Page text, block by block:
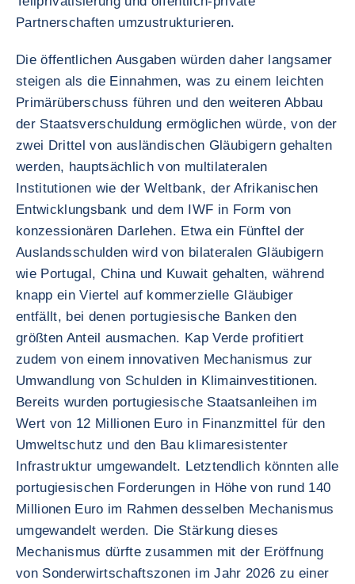
Partnerschaften umzustrukturieren.
Die öffentlichen Ausgaben würden daher langsamer
steigen als die Einnahmen, was zu einem leichten
Primärüberschuss führen und den weiteren Abbau
der Staatsverschuldung ermöglichen würde, von der
zwei Drittel von ausländischen Gläubigern gehalten
werden, hauptsächlich von multilateralen
Institutionen wie der Weltbank, der Afrikanischen
Entwicklungsbank und dem IWF in Form von
konzessionären Darlehen. Etwa ein Fünftel der
Auslandsschulden wird von bilateralen Gläubigern
wie Portugal, China und Kuwait gehalten, während
knapp ein Viertel auf kommerzielle Gläubiger
entfällt, bei denen portugiesische Banken den
größten Anteil ausmachen. Kap Verde profitiert
zudem von einem innovativen Mechanismus zur
Umwandlung von Schulden in Klimainvestitionen.
Bereits wurden portugiesische Staatsanleihen im
Wert von 12 Millionen Euro in Finanzmittel für den
Umweltschutz und den Bau klimaresistenter
Infrastruktur umgewandelt. Letztendlich könnten alle
portugiesischen Forderungen in Höhe von rund 140
Millionen Euro im Rahmen desselben Mechanismus
umgewandelt werden. Die Stärkung dieses
Mechanismus dürfte zusammen mit der Eröffnung
von Sonderwirtschaftszonen im Jahr 2026 zu einer